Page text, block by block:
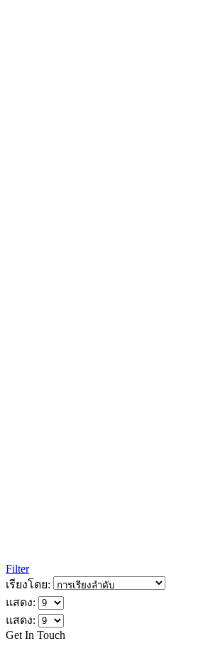
Filter
เรียงโดย:
แสดง:
แสดง:
Get In Touch